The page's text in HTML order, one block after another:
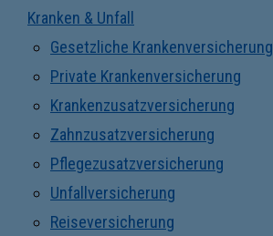
Kranken & Unfall
Gesetzliche Krankenversicherung
Private Krankenversicherung
Krankenzusatzversicherung
Zahnzusatzversicherung
Pflegezusatzversicherung
Unfallversicherung
Reiseversicherung